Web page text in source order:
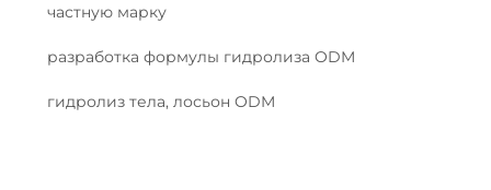
частную марку
разработка формулы гидролиза ODM
гидролиз тела, лосьон ODM